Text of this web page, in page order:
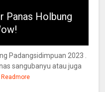
Panas Holbung
Padangsidimpuan 2023 .
sangubanyu atau juga
Readmore